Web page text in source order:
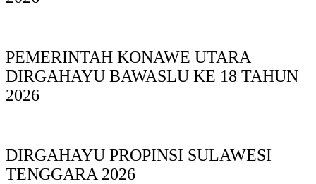
PEMERINTAH KONAWE UTARA
DIRGAHAYU BAWASLU KE 18 TAHUN
2026
DIRGAHAYU PROPINSI SULAWESI
TENGGARA 2026